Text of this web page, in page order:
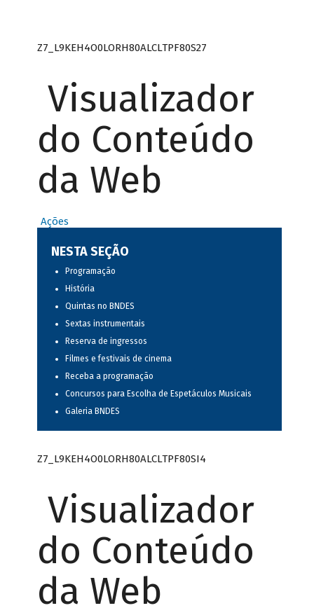
Z7_L9KEH4O0LORH80ALCLTPF80S27
Visualizador
do Conteúdo
da Web
Ações
NESTA SEÇÃO
Programação
História
Quintas no BNDES
Sextas instrumentais
Reserva de ingressos
Filmes e festivais de cinema
Receba a programação
Concursos para Escolha de Espetáculos Musicais
Galeria BNDES
Z7_L9KEH4O0LORH80ALCLTPF80SI4
Visualizador
do Conteúdo
da Web